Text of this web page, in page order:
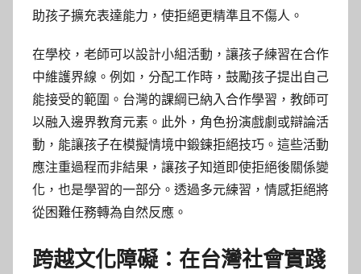
助孩子擴充表達能力，使拒絕更精準且不傷人。
在學校，老師可以設計小組活動，讓孩子練習在合作
中維護界線。例如，分配工作時，鼓勵孩子提出自己
能接受的範圍。台灣的課綱已納入合作學習，教師可
以融入邊界教育元素。此外，角色扮演戲劇或辯論活
動，能讓孩子在模擬情境中鍛鍊拒絕技巧。這些活動
應注重過程而非結果，讓孩子知道即使拒絕後關係變
化，也是學習的一部分。透過多元練習，情感拒絕將
從困難任務轉為自然反應。
跨越文化障礙：在台灣社會實踐